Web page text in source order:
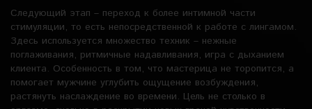
Следующий этап – переход к более интимной части
стимуляции, то есть непосредственной к работе с лингамом.
Здесь используется множество техник – нежные
поглаживания, ритмичные надавливания, игра с дыханием
клиента. Особенность в том, что мастерица не торопится, а
помогает мужчине углубить ощущение возбуждения,
растянуть наслаждение во времени. Цель не столько в